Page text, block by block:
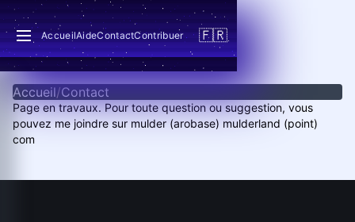
AccueilAideContactContribuer 🇫🇷
Accueil/Contact
Page en travaux. Pour toute question ou suggestion, vous
pouvez me joindre sur mulder (arobase) mulderland (point)
com